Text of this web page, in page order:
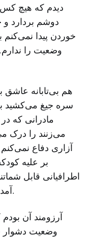
دیدم که هیچ کس
دوشم بردارد
خوردن پیدا
وضعیت را
هم بی‌تابانه
سره جیغ می‌کشید
مادرانی که
می‌زنند را درک
آزاری دفاع
بر علیه
اطرافیانی قابل
آمده، شرایط زن زائو را درک نمی‌کند.
آرزومند آن
وضعیت دشوار